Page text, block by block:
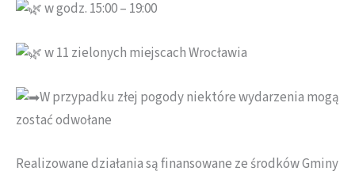
w godz. 15:00 – 19:00
w 11 zielonych miejscach Wrocławia
W przypadku złej pogody niektóre wydarzenia mogą
zostać odwołane
Realizowane działania są finansowane ze środków Gminy